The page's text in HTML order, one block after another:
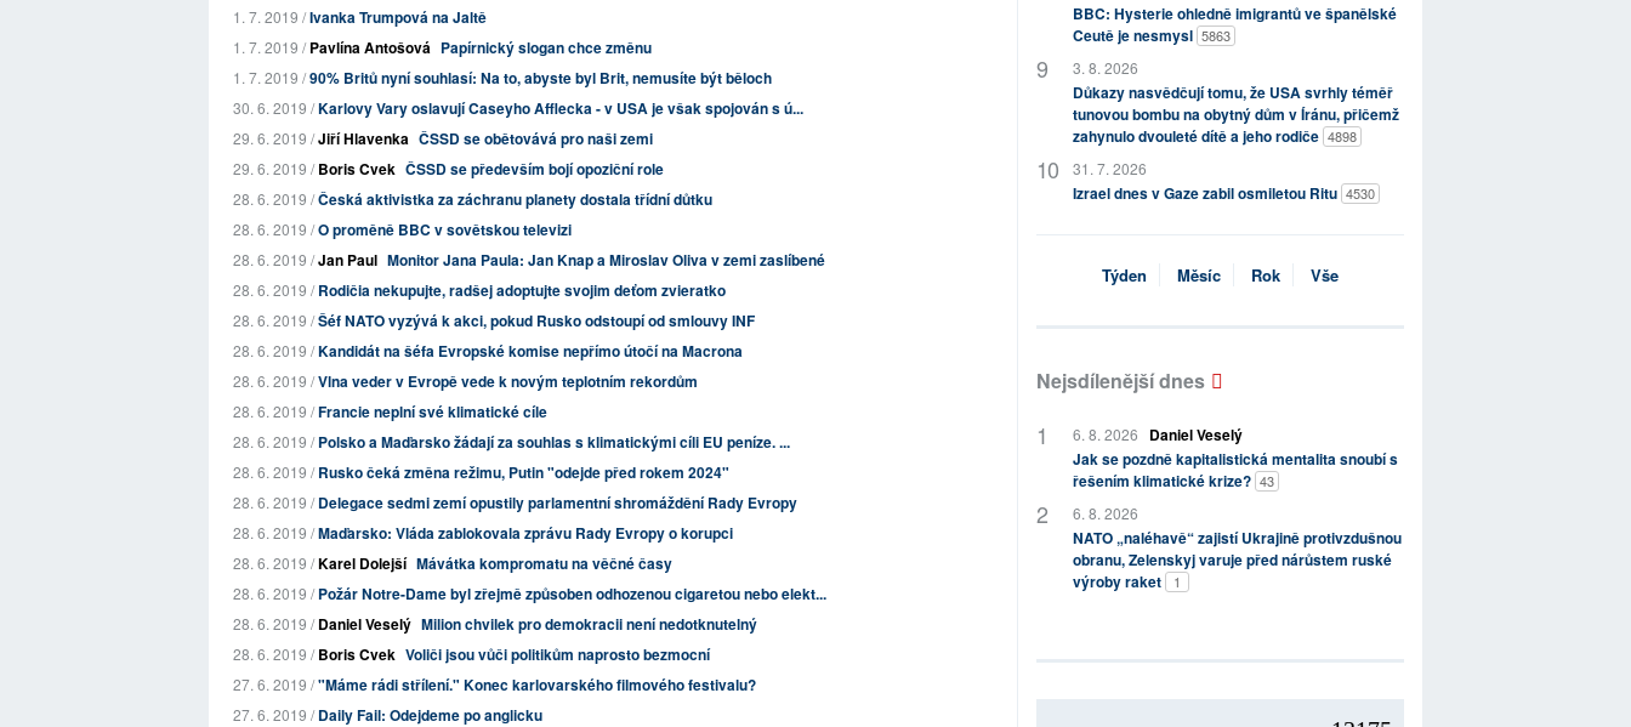
1. 7. 2019 /Ivanka Trumpová na Jaltě
1. 7. 2019 /Pavlína Antošová Papírnický slogan chce změnu
1. 7. 2019 /90% Britů nyní souhlasí: Na to, abyste byl Brit, nemusíte být běloch
30. 6. 2019 /Karlovy Vary oslavují Caseyho Afflecka - v USA je však spojován s ú...
29. 6. 2019 /Jiří Hlavenka ČSSD se obětovává pro naši zemi
29. 6. 2019 /Boris Cvek ČSSD se především bojí opoziční role
28. 6. 2019 /Česká aktivistka za záchranu planety dostala třídní důtku
28. 6. 2019 /O proměně BBC v sovětskou televizi
28. 6. 2019 /Jan Paul Monitor Jana Paula: Jan Knap a Miroslav Oliva v zemi zaslíbené
28. 6. 2019 /Rodičia nekupujte, radšej adoptujte svojim deťom zvieratko
28. 6. 2019 /Šéf NATO vyzývá k akci, pokud Rusko odstoupí od smlouvy INF
28. 6. 2019 /Kandidát na šéfa Evropské komise nepřímo útočí na Macrona
28. 6. 2019 /Vlna veder v Evropě vede k novým teplotním rekordům
28. 6. 2019 /Francie neplní své klimatické cíle
28. 6. 2019 /Polsko a Maďarsko žádají za souhlas s klimatickými cíli EU peníze. ...
28. 6. 2019 /Rusko čeká změna režimu, Putin "odejde před rokem 2024"
28. 6. 2019 /Delegace sedmi zemí opustily parlamentní shromáždění Rady Evropy
28. 6. 2019 /Maďarsko: Vláda zablokovala zprávu Rady Evropy o korupci
28. 6. 2019 /Karel Dolejší Mávátka kompromatu na věčné časy
28. 6. 2019 /Požár Notre-Dame byl zřejmě způsoben odhozenou cigaretou nebo elekt...
28. 6. 2019 /Daniel Veselý Milion chvilek pro demokracii není nedotknutelný
28. 6. 2019 /Boris Cvek Voliči jsou vůči politikům naprosto bezmocní
27. 6. 2019 /"Máme rádi střílení." Konec karlovarského filmového festivalu?
27. 6. 2019 /Daily Fail: Odejdeme po anglicku
BBC: Hysterie ohledně imigrantů ve španělské
Ceutě je nesmysl 5863
3. 8. 2026
Důkazy nasvědčují tomu, že USA svrhly téměř
tunovou bombu na obytný dům v Íránu, přičemž
zahynulo dvouleté dítě a jeho rodiče 4898
31. 7. 2026
Izrael dnes v Gaze zabil osmiletou Ritu 4530
Týden Měsíc Rok Vše
Nejsdílenější dnes
6. 8. 2026
Daniel Veselý
Jak se pozdně kapitalistická mentalita snoubí s
řešením klimatické krize? 43
6. 8. 2026
NATO „naléhavě“ zajistí Ukrajině protivzdušnou
obranu, Zelenskyj varuje před nárůstem ruské
výroby raket
1